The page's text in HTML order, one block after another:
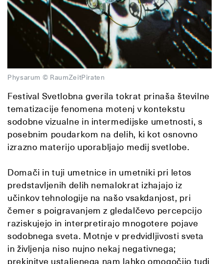
Physarum © RaumZeitPiraten
Festival Svetlobna gverila tokrat prinaša številne
tematizacije fenomena motenj v kontekstu
sodobne vizualne in intermedijske umetnosti, s
posebnim poudarkom na delih, ki kot osnovno
izrazno materijo uporabljajo medij svetlobe.
Domači in tuji umetnice in umetniki pri letos
predstavljenih delih nemalokrat izhajajo iz
učinkov tehnologije na našo vsakdanjost, pri
čemer s poigravanjem z gledalčevo percepcijo
raziskujejo in interpretirajo mnogotere pojave
sodobnega sveta. Motnje v predvidljivosti sveta
in življenja niso nujno nekaj negativnega;
prekinitve ustaljenega nam lahko omogočijo tudi